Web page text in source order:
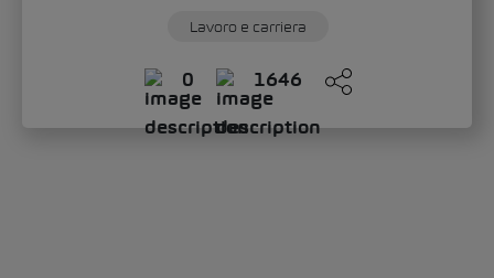
Lavoro e carriera
0 1646